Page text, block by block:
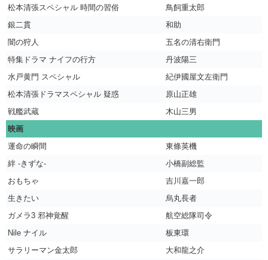
松本清張スペシャル 時間の習俗
鳥飼重太郎
銀二貫
和助
闇の狩人
五名の清右衛門
特集ドラマ ナイフの行方
丹波陽三
水戸黄門 スペシャル
紀伊國屋文左衛門
松本清張ドラマスペシャル 疑惑
原山正雄
戦艦武蔵
木山三男
映画
運命の瞬間
東條英機
絆 -きずな-
小橋副総監
おもちゃ
吉川嘉一郎
生きたい
烏丸長者
ガメラ3 邪神覚醒
航空総隊司令
Nile ナイル
板東環
サラリーマン金太郎
大和龍之介